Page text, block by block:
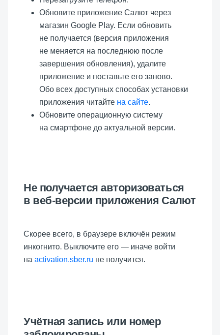
Обновите приложение Салют через
магазин Google Play. Если обновить
не получается (версия приложения
не меняется на последнюю после
завершения обновления), удалите
приложение и поставьте его заново.
Обо всех доступных способах установки
приложения читайте на сайте.
Обновите операционную систему
на смартфоне до актуальной версии.
Не получается авторизоваться
в веб-версии приложения Салют
Скорее всего, в браузере включён режим
инкогнито. Выключите его — иначе войти
на activation.sber.ru не получится.
Учётная запись или номер